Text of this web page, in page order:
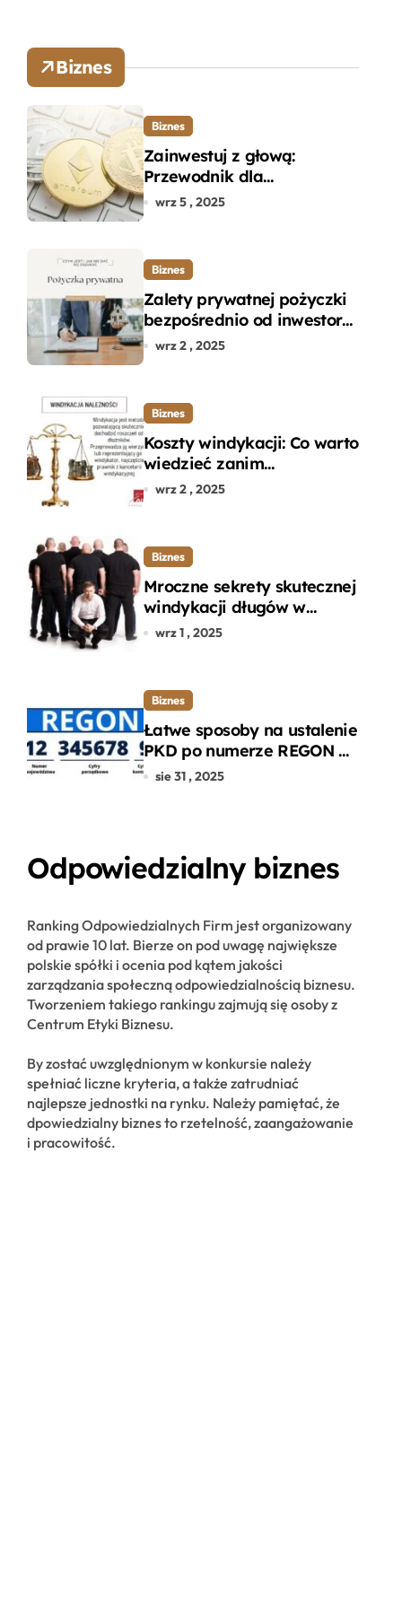
Biznes
Biznes
Zainwestuj z głową:
Przewodnik dla
początkujących w zakupie
wrz 5 , 2025
Biznes
Zalety prywatnej pożyczki
bezpośrednio od inwestora
– dlaczego warto?
wrz 2 , 2025
Biznes
Koszty windykacji: Co warto
wiedzieć zanim
zdecydujesz się na
wrz 2 , 2025
Biznes
Mroczne sekrety skutecznej
windykacji długów w
departamencie windykacji
wrz 1 , 2025
Biznes
Łatwe sposoby na ustalenie
PKD po numerze REGON w
kilku prostych krokach
sie 31 , 2025
Odpowiedzialny biznes
Ranking Odpowiedzialnych Firm jest organizowany
od prawie 10 lat. Bierze on pod uwagę największe
polskie spółki i ocenia pod kątem jakości
zarządzania społeczną odpowiedzialnością biznesu.
Tworzeniem takiego rankingu zajmują się osoby z
Centrum Etyki Biznesu.
By zostać uwzględnionym w konkursie należy
spełniać liczne kryteria, a także zatrudniać
najlepsze jednostki na rynku. Należy pamiętać, że
dpowiedzialny biznes to rzetelność, zaangażowanie
i pracowitość.